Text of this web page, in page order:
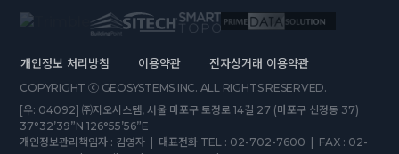
개인정보 처리방침 이용약관 전자상거래 이용약관
COPYRIGHT ⓒ GEOSYSTEMS INC. ALL RIGHTS RESERVED.
[우: 04092] ㈜지오시스템, 서울 마포구 토정로 14길 27 (마포구 신정동 37)
37°32’39”N 126°55’56”E
개인정보관리책임자 : 김영자 | 대표전화 TEL : 02-702-7600 | FAX : 02-